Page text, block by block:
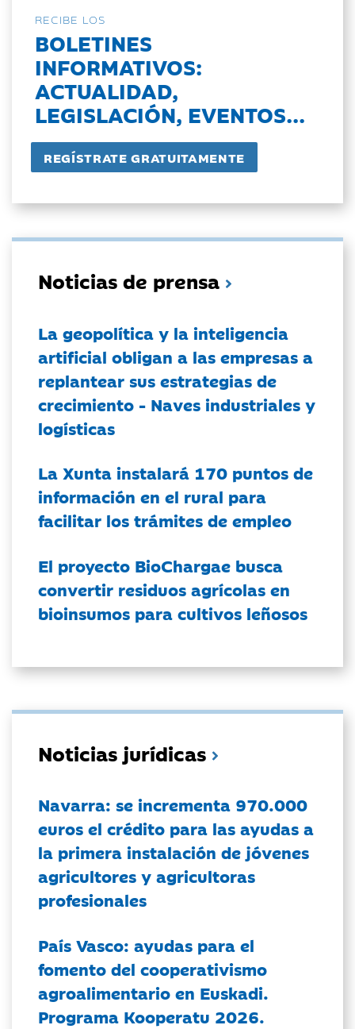
RECIBE LOS
BOLETINES
INFORMATIVOS:
ACTUALIDAD,
LEGISLACIÓN, EVENTOS...
Noticias de prensa
La geopolítica y la inteligencia
artificial obligan a las empresas a
replantear sus estrategias de
crecimiento - Naves industriales y
logísticas
La Xunta instalará 170 puntos de
información en el rural para
facilitar los trámites de empleo
El proyecto BioChargae busca
convertir residuos agrícolas en
bioinsumos para cultivos leñosos
Noticias jurídicas
Navarra: se incrementa 970.000
euros el crédito para las ayudas a
la primera instalación de jóvenes
agricultores y agricultoras
profesionales
País Vasco: ayudas para el
fomento del cooperativismo
agroalimentario en Euskadi.
Programa Kooperatu 2026.